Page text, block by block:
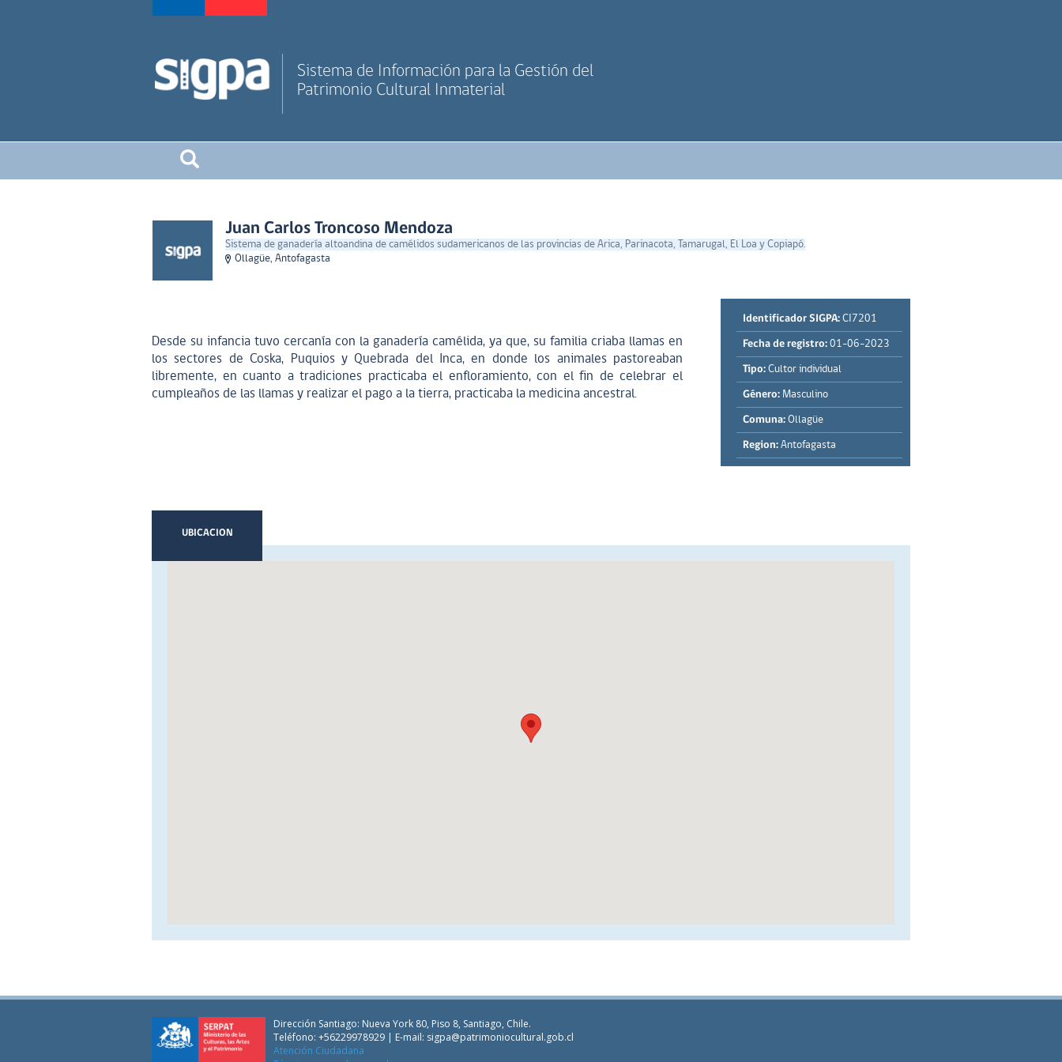
Sistema de Información para la Gestión del
Patrimonio Cultural Inmaterial
Juan Carlos Troncoso Mendoza
Sistema de ganadería altoandina de camélidos sudamericanos de las provincias de Arica, Parinacota, Tamarugal, El Loa y Copiapó.
Ollagüe, Antofagasta
Desde su infancia tuvo cercanía con la ganadería camélida, ya que, su familia criaba llamas en
los sectores de Coska, Puquios y Quebrada del Inca, en donde los animales pastoreaban
libremente, en cuanto a tradiciones practicaba el enfloramiento, con el fin de celebrar el
cumpleaños de las llamas y realizar el pago a la tierra, practicaba la medicina ancestral.
Identificador SIGPA: CI7201
Fecha de registro: 01-06-2023
Tipo: Cultor individual
Género: Masculino
Comuna: Ollagüe
Region: Antofagasta
UBICACION
Dirección Santiago: Nueva York 80, Piso 8, Santiago, Chile.
Teléfono: +56229978929 | E-mail: sigpa@patrimoniocultural.gob.cl
Atención Ciudadana